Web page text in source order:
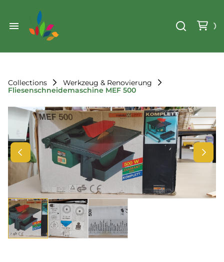
Start
Sortiment
Weihnachten
Werkzeug & Renovierung
Der Verein
Leihregeln
Der Verein
Standorte
Unser Team
Unsere Ziele
Kontakt
Collections
Werkzeug & Renovierung
Fliesenschneidemaschine MEF 500